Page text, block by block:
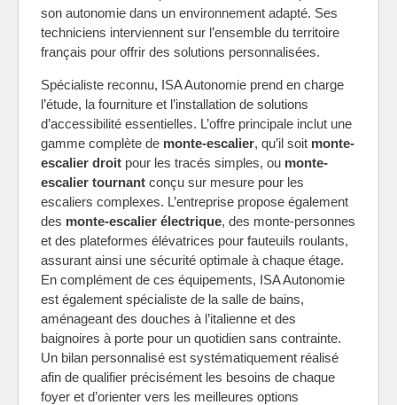
son autonomie dans un environnement adapté. Ses
techniciens interviennent sur l’ensemble du territoire
français pour offrir des solutions personnalisées.
Spécialiste reconnu, ISA Autonomie prend en charge
l’étude, la fourniture et l’installation de solutions
d’accessibilité essentielles. L’offre principale inclut une
gamme complète de monte-escalier, qu’il soit monte-
escalier droit pour les tracés simples, ou monte-
escalier tournant conçu sur mesure pour les
escaliers complexes. L’entreprise propose également
des monte-escalier électrique, des monte-personnes
et des plateformes élévatrices pour fauteuils roulants,
assurant ainsi une sécurité optimale à chaque étage.
En complément de ces équipements, ISA Autonomie
est également spécialiste de la salle de bains,
aménageant des douches à l’italienne et des
baignoires à porte pour un quotidien sans contrainte.
Un bilan personnalisé est systématiquement réalisé
afin de qualifier précisément les besoins de chaque
foyer et d’orienter vers les meilleures options